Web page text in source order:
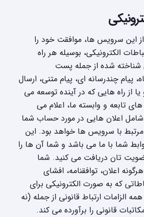
از این سرویس ها، موافقت خود را
الکترونیکی، بوسیله هر راه
شناخته شده از جمله پست
پیام چندرسانه ای، پیام متنی، ارسال
از راه هایی که در آینده توسعه می
تابعه و وابسته ما، اعلام می
شامل اعلان هایی در مورد حساب شما
مرتبط با سرویس ها خواهد بود. این
شما با ما می باشد و شما آن ها را
تان دریافت می کنید. شما
اعلان، توافقنامه، افشای
که به صورت الکترونیکی برای
الزامات ارتباط قانونی از جمله (نه
قانونی را برآورده می کند.